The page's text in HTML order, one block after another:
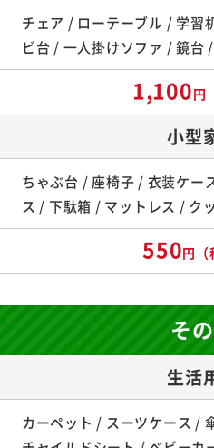
チェア / ローテーブル / 学習
ビ台 / 一人掛けソファ / 鏡台
1,100円
小型
ちゃぶ台 / 座椅子 / 衣装ケー
ス / 下駄箱 / マットレス / ク
550円（
そ
生活
カーペット / スーツケース /